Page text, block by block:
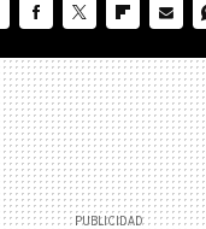
MAIL